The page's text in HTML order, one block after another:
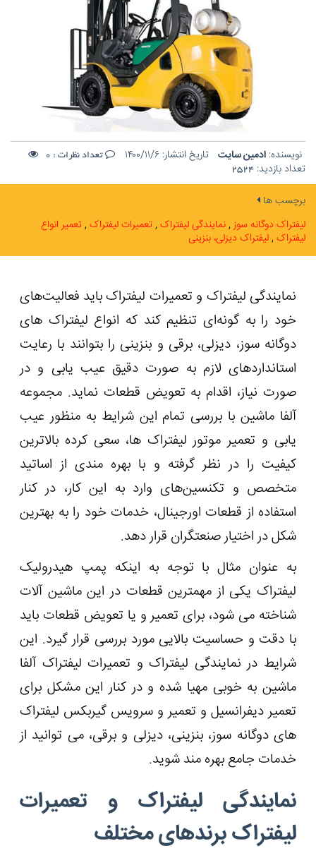
نویسنده: ادمین سایت تاریخ انتشار: ۱۴۰۰/۱۱/۶ تعداد نظرات : 0
تعداد بازدید: 2524
برچسب ها
لیفتراک دوگانه سوز نمایندگی لیفتراک تعمیرات لیفتراک تعمیر انواع
لیفتراک لیفتراک دیزلی، بنزینی
نمایندگی لیفتراک و تعمیرات لیفتراک باید فعالیت‌های
خود را به گونه‌ای تنظیم کند که انواع لیفتراک های
دوگانه سوز، دیزلی، برقی و بنزینی را بتوانند با رعایت
استانداردهای لازم به صورت دقیق عیب یابی و در
صورت نیاز، اقدام به تعویض قطعات نماید. مجموعه
آلفا ماشین با بررسی تمام این شرایط به منظور عیب
یابی و تعمیر موتور لیفتراک ها، سعی کرده بالاترین
کیفیت را در نظر گرفته و با بهره مندی از اساتید
متخصص و تکنسین‌های وارد به این کار، در کنار
استفاده از قطعات اورجینال، خدمات خود را به بهترین
شکل در اختیار صنعتگران قرار دهد.
به عنوان مثال با توجه به اینکه پمپ هیدرولیک
لیفتراک یکی از مهمترین قطعات در این ماشین آلات
شناخته می شود، برای تعمیر و یا تعویض قطعات باید
با دقت و حساسیت بالایی مورد بررسی قرار گیرد. این
شرایط در نمایندگی لیفتراک و تعمیرات لیفتراک آلفا
ماشین به خوبی مهیا شده و در کنار این مشکل برای
تعمیر دیفرانسیل و تعمیر و سرویس گیربکس لیفتراک
های دوگانه سوز، بنزینی، دیزلی و برقی، می توانید از
خدمات جامع بهره مند شوید.
نمایندگی لیفتراک و تعمیرات
لیفتراک برندهای مختلف